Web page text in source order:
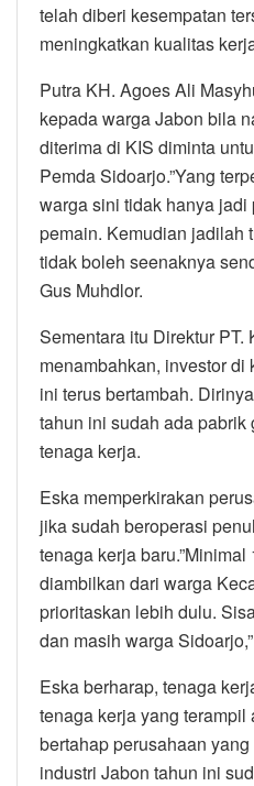
telah diberi kesempatan
meningkatkan kualitas
Putra KH. Agoes Ali
kepada warga Jabon bila
diterima di KIS diminta
Pemda Sidoarjo.”Yang
warga sini tidak hanya
pemain. Kemudian jadilah
tidak boleh seenaknya
Gus Muhdlor.
Sementara itu Direktur PT.
menambahkan, investor
ini terus bertambah.
tahun ini sudah ada
tenaga kerja.
Eska memperkirakan
jika sudah beroperasi
tenaga kerja
diambilkan dari warga
prioritaskan lebih dulu.
dan masih warga
Eska berharap, tenaga
tenaga kerja yang terampil
bertahap perusahaan
industri Jabon tahun ini